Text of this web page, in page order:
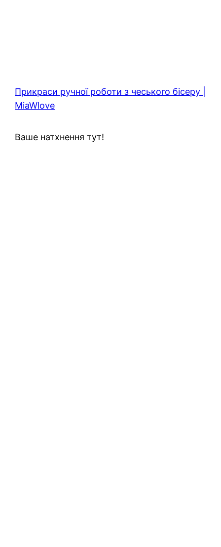
Прикраси ручної роботи з чеського бісеру |
MiaWlove
Ваше натхнення тут!